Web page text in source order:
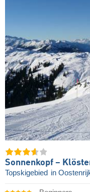
Sonnenkopf –
Topskigebied in